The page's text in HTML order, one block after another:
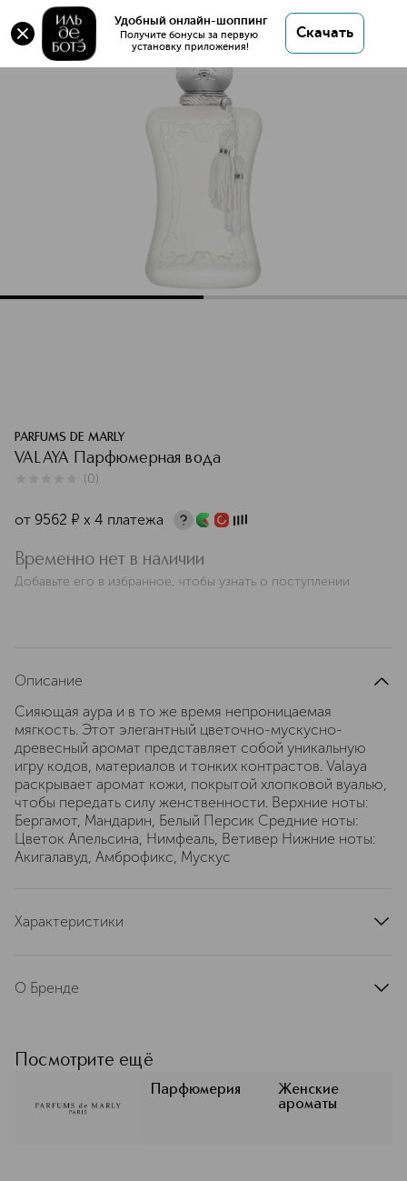
Удобный онлайн-шоппинг
Получите бонусы за первую
установку приложения!
Скачать
VALAYA Парфюмерная вода
PARFUMS DE MARLY
VALAYA Парфюмерная вода
(0)
от 9562 ¤ х 4 платежа
Временно нет в наличии
Добавьте его в избранное, чтобы узнать о поступлении
Описание
Сияющая аура и в то же время непроницаемая
мягкость. Этот элегантный цветочно-мускусно-
древесный аромат представляет собой уникальную
игру кодов, материалов и тонких контрастов. Valaya
раскрывает аромат кожи, покрытой хлопковой вуалью,
чтобы передать силу женственности. Верхние ноты:
Бергамот, Мандарин, Белый Персик Средние ноты:
Цветок Апельсина, Нимфеаль, Ветивер Нижние ноты:
Акигалавуд, Амброфикс, Мускус
Характеристики
артикул
О Бренде
бренд Жюльена Шпрехера.
Вдохновляясь историей Франции
XVIII века, Parfums de Marly создает
современные ароматы в эстетике
Посмотрите ещё
Парфюмерия
Женские
ароматы